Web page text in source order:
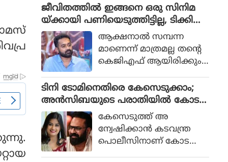
ഥാപാത്രമായാണ് മമ്മൂട്ടി
എത്തിയത്. ഒരു കുറ്റ
വാളിയെ പിടികൂടാനായി ഉ
ത്തരേന്ത്യന്‍ സംസ്ഥാനങ്ങ
ളിലേക്ക് യാത്ര തിരിക്കുന്ന
പോലീസ് സംഘത്തിന്റെ ക
ഥയായിരുന്നു 2023ല്‍ പുറ
ത്തിറങ്ങിയ സിനിമ പറ
ഞ്ഞത്.
ജീവിതത്തിൽ ഇങ്ങനെ ഒരു സിനിമ
യ്ക്കായി പണിയെടുത്തിട്ടില്ല, ടിക്കി
ടാക്കയെ പറ്റി ആസിഫ് അലി
ആക്ഷനാല്‍ സമ്പന്ന
മാണെന്ന് മാത്രമല്ല തന്റെ
കെജിഎഫ് ആയിരിക്കും
അലിയുടെ തുറന്നുപറയ
ലും ഒപ്പം വി എസ്
രോഹിത്- ആസിഫ് അലി
കൂട്ടുക്കെട്ടിലുള്ള വിശ്വാസ
വും സിനിമയ്ക്ക് വലിയ
ഹൈപ്പ് നല്‍കിയിട്ടുണ്ട്.
ടിനി ടോമിനെതിരെ കേസെടുക്കാം;
അൻസിബയുടെ പരാതിയിൽ കോട
തി നിർദേശം കേസെടുത്ത് അ
ന്വേഷിക്കാൻ കടവന്ത്ര
പൊലീസിനാണ് കോട